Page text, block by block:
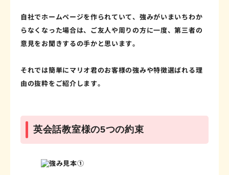
自社でホームページを作られていて、強みがいまいちわか
らなくなった場合は、ご友人や周りの方に一度、第三者の
意見をお聞きするの手かと思います。
それでは簡単にマリオ君のお客様の強みや特徴選ばれる理
由の抜粋をご紹介します。
英会話教室様の5つの約束